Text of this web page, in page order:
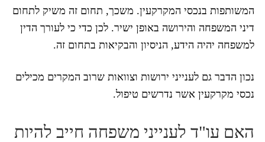
המשותפות בנכסי המקרקעין. משכך, תחום זה משיק לתחום
דיני המשפחה והירושה באופן ישיר. לכן כדי כי לעורך הדין
למשפחה יהיה הידע, הניסיון והבקיאות בתחום זה.
נכון הדבר גם לענייני ירושות וצוואות שרוב המקרים מכילים
נכסי מקרקעין אשר נדרשים טיפול.
האם עו"ד לענייני משפחה חייב להיות